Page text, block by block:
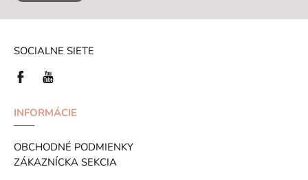
SOCIALNE SIETE
INFORMÁCIE
OBCHODNÉ PODMIENKY
ZÁKAZNÍCKA SEKCIA